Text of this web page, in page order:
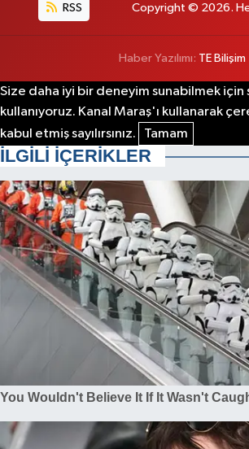
RSS Copyright © 2026. Her
Haber Yazılımı: TE Bilişim
Size daha iyi bir deneyim sunabilmek
kullanıyoruz. Kanal Maraş'ı kullanarak
kabul etmiş sayılırsınız.
Tamam